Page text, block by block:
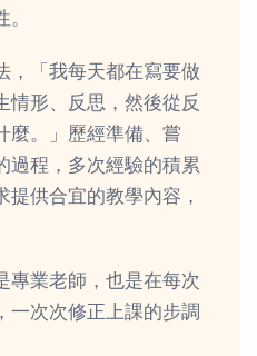
。
，「我每天都在寫要做
情形、反思，然後從反
麼。」歷經準備、嘗
過程，多次經驗的積累
提供合宜的教學內容，
專業老師，也是在每次
一次次修正上課的步調